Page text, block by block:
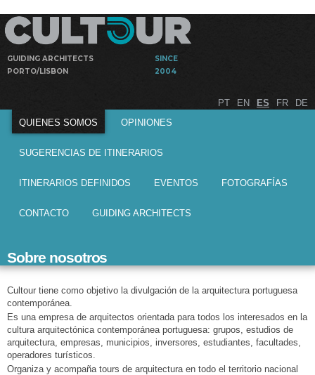
Pasar al
contenido
principal
GUIDING ARCHITECTS
PORTO/LISBON
SINCE
2004
Cultour
guiadas por
arquitectos
a obras de
PT EN ES FR DE
QUIENES SOMOS OPINIONES
SUGERENCIAS DE ITINERARIOS
ITINERARIOS DEFINIDOS EVENTOS FOTOGRAFÍAS
CONTACTO GUIDING ARCHITECTS
Sobre nosotros
Cultour tiene como objetivo la divulgación de la arquitectura portuguesa
contemporánea.
Es una empresa de arquitectos orientada para todos los interesados en la
cultura arquitectónica contemporánea portuguesa: grupos, estudios de
arquitectura, empresas, municipios, inversores, estudiantes, facultades,
operadores turísticos.
Organiza y acompaña tours de arquitectura en todo el territorio nacional